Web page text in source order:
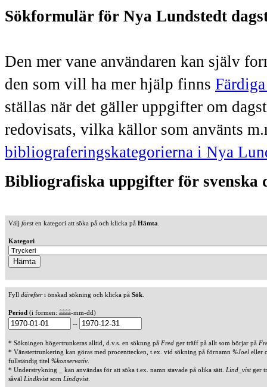
Sökformulär för Nya Lundstedt
Den mer vane användaren kan själv
den som vill ha mer hjälp finns
ställas när det gäller uppgifter om
redovisats, vilka källor som använts
bibliograferingskategorierna i Nya
Bibliografiska uppgifter för svenska
Välj försten kategori att söka på och klicka på Hämta
Kategori
Fyll därefteri önskad sökning och klicka på Sök
Period (i formen: åååå-mm-dd)
--
* Sökningen högertrunkeras alltid, d.v.s. en söknng på Fred ger träff på allt som börjar på
* Vänstertrunkering kan göras med procenttecken, t.ex. vid sökning på förnamn %Joel eller
fullständig titel %konservativ
* Understrykning _ kan användas för att söka t.ex. namn stavade på olika sätt. Lind_vistger
såväl Lindkvistsom Lindqvist.